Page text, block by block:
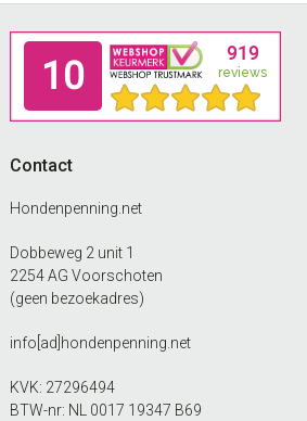
Footer
Contact
Hondenpenning.net
Dobbeweg 2 unit 1
2254 AG Voorschoten
(geen bezoekadres)
info[ad]hondenpenning.net
KVK: 27296494
BTW-nr: NL 0017 19347 B69